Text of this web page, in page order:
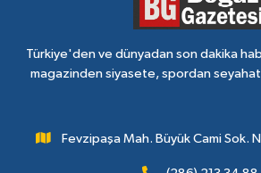
Türkiye'den ve dünyadan son dakika
magazinden siyasete, spordan
Fevzipaşa Mah. Büyük Cami Sok.